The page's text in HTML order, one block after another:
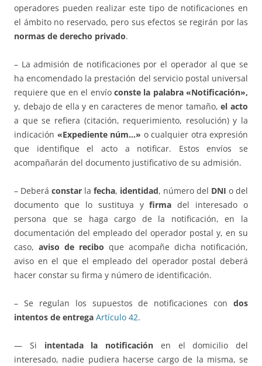
operadores pueden realizar este tipo de notificaciones en
el ámbito no reservado, pero sus efectos se regirán por las
normas de derecho privado.
– La admisión de notificaciones por el operador al que se
ha encomendado la prestación del servicio postal universal
requiere que en el envío conste la palabra «Notificación»,
y, debajo de ella y en caracteres de menor tamaño,el acto
a que se refiera (citación, requerimiento, resolución) y la
indicación «Expediente núm…» o cualquier otra expresión
que identifique el acto a notificar. Estos envíos se
acompañarán del documento justificativo de su admisión.
– Deberá constar la fecha, identidad, número del DNI o del
documento que lo sustituya yfirma del interesado o
persona que se haga cargo de la notificación, en la
documentación del empleado del operador postal y, en su
caso, aviso de recibo que acompañe dicha notificación,
aviso en el que el empleado del operador postal deberá
hacer constar su firma y número de identificación.
– Se regulan los supuestos de notificaciones con dos
intentos de entrega Artículo 42.
— Si intentada la notificación en el domicilio del
interesado, nadie pudiera hacerse cargo de la misma, se